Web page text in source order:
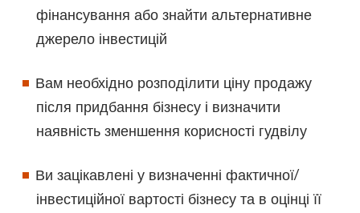
фінансування або знайти альтернативне
джерело інвестицій
Вам необхідно розподілити ціну продажу
після придбання бізнесу і визначити
наявність зменшення корисності гудвілу
Ви зацікавлені у визначенні фактичної/
інвестиційної вартості бізнесу та в оцінці її